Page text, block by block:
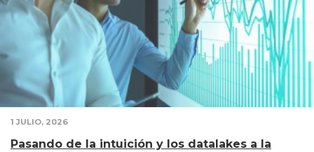
1 JULIO, 2026
Pasando de la intuición y los datalakes a la